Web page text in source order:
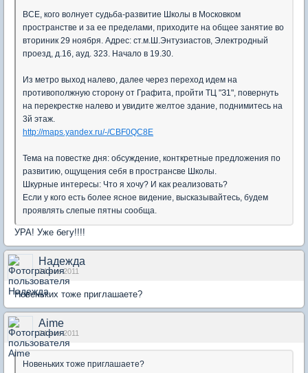
ВСЕ, кого волнует судьба-развитие Школы в Московком
пространстве и за ее пределами, приходите на общее занятие во
вториник 29 ноября. Адрес: ст.м.Ш.Энтузиастов, Электродный
проезд, д.16, ауд. 323. Начало в 19.30.
Из метро выход налево, далее через переход идем на
противополжную сторону от Графита, пройти ТЦ "З1", повернуть
на перекрестке налево и увидите желтое здание, поднимитесь на
3й этаж.
http://maps.yandex.ru/-/CBF0QC8E
Тема на повестке дня: обсуждение, конткретные предложения по
развитию, ощущения себя в пространсве Школы.
Шкурные интересы: Что я хочу? И как реализовать?
Если у кого есть более ясное видение, высказывайтесь, будем
проявлять слепые пятны сообща.
УРА! Уже бегу!!!!
Надежда
24 ноя 2011
Новеньких тоже приглашаете?
Aime
24 ноя 2011
Новеньких тоже приглашаете?